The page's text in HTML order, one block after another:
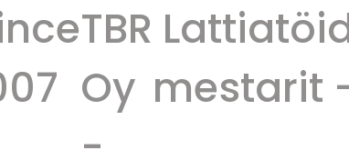
TBR
Oy mestarit -